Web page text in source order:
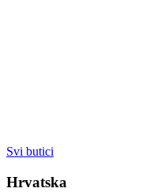
Svi butici
Hrvatska